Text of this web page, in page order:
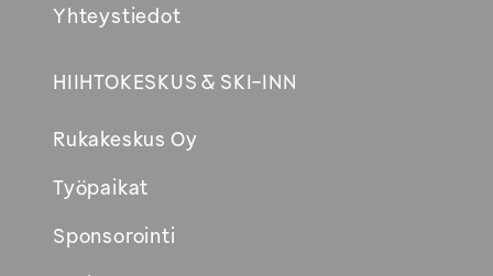
Yhteystiedot
HIIHTOKESKUS & SKI-INN
Rukakeskus Oy
Työpaikat
Sponsorointi